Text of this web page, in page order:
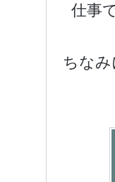
仕事
ちな